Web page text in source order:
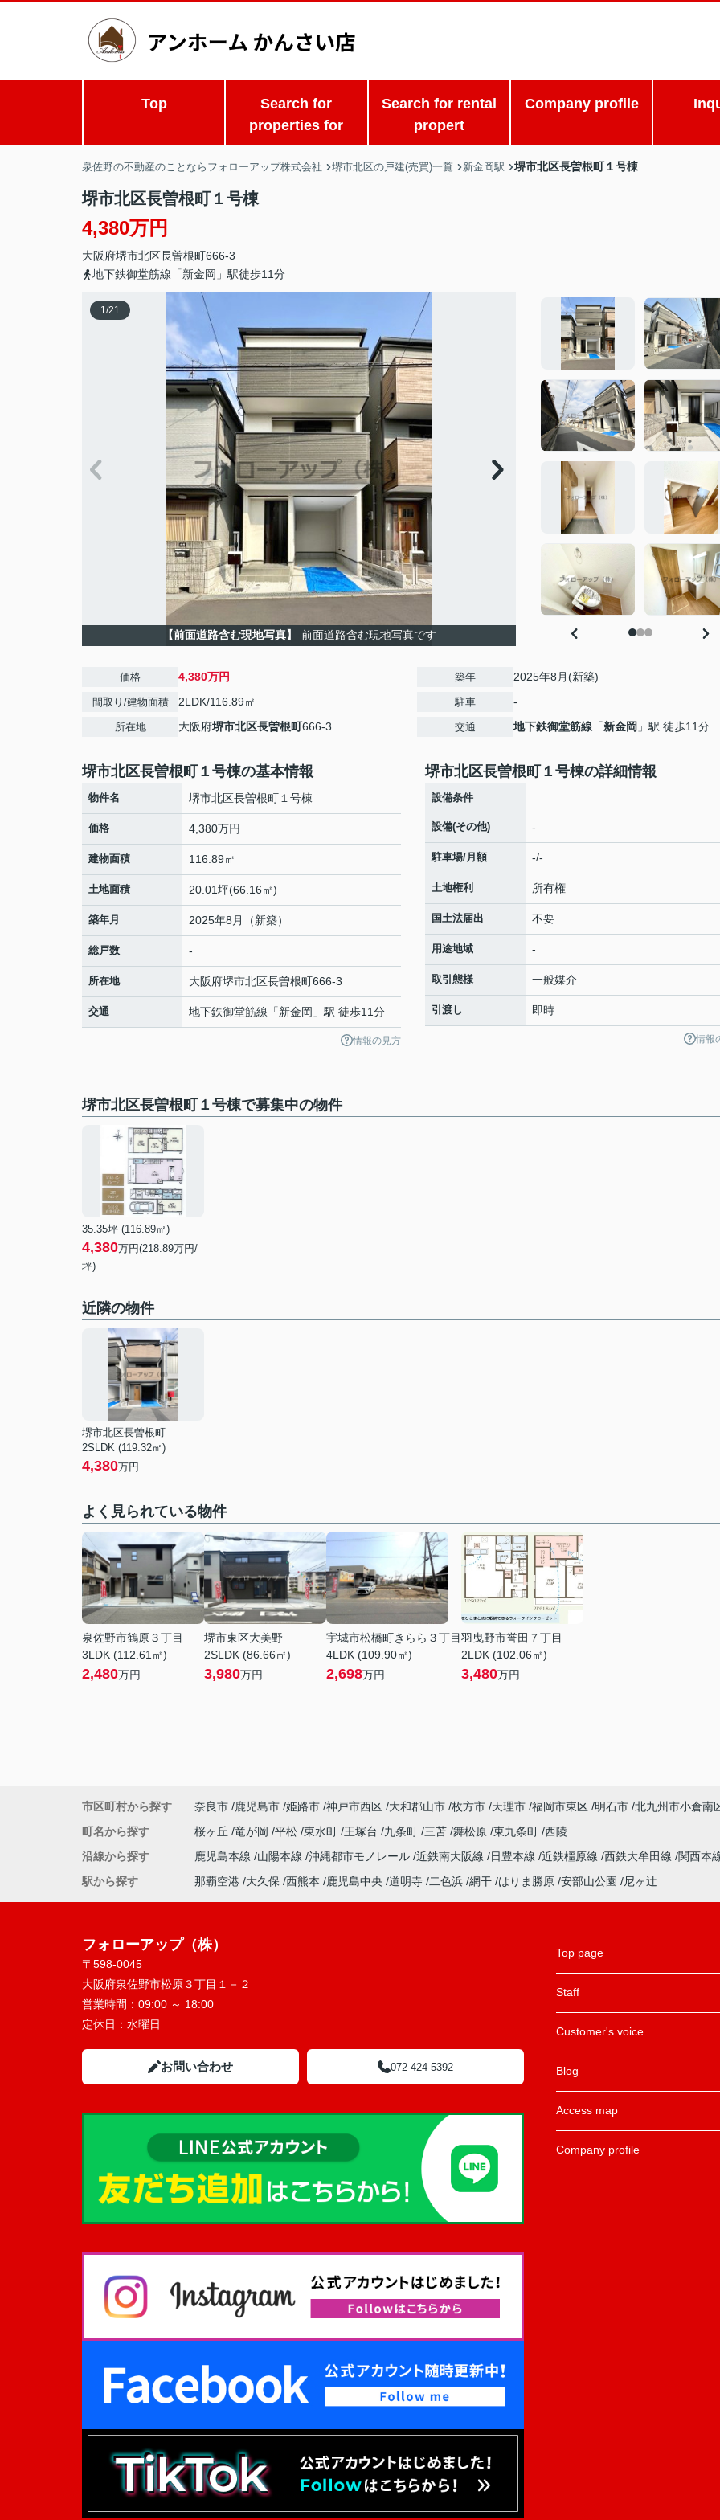
Top
Search for
properties for
Search for rental
propert
Company profile
泉佐野の不動産のことならフォローアップ株式会社 堺市北区の戸建(売買)一覧 新金岡駅 堺市北区長曽根町１号棟
堺市北区長曽根町１号棟
4,380万円
大阪府堺市北区長曽根町666-3
地下鉄御堂筋線「新金岡」駅徒歩11分
1/21
【前面道路含む現地写真】 前面道路含む現地写真です
価格 4,380万円
間取り/建物面積 2LDK/116.89㎡
所在地 大阪府堺市北区長曽根町666-3
築年 2025年8月(新築)
駐車 -
交通 地下鉄御堂筋線 「新金岡 」駅 徒歩11分
堺市北区長曽根町１号棟の基本情報
物件名 堺市北区長曽根町１号棟
価格 4,380万円
建物面積 116.89㎡
土地面積 20.01坪(66.16㎡)
築年月 2025年8月（新築）
総戸数 -
所在地 大阪府堺市北区長曽根町666-3
交通 地下鉄御堂筋線 「新金岡 」駅 徒歩11分
情報の見方
堺市北区長曽根町１号棟の詳細情報
設備条件
設備(その他) -
駐車場/月額 -/-
土地権利 所有権
国土法届出 不要
用途地域 -
取引態様 一般媒介
引渡し 即時
情報
堺市北区長曽根町１号棟で募集中の物件
35.35坪 (116.89㎡)
4,380万円(218.89万円/
坪)
近隣の物件
堺市北区長曽根町
2SLDK (119.32㎡)
4,380万円
よく見られている物件
泉佐野市鶴原３丁目
3LDK (112.61㎡)
2,480万円
堺市東区大美野
2SLDK (86.66㎡)
3,980万円
宇城市松橋町きらら３丁目
4LDK (109.90㎡)
2,698万円
羽曳野市誉田７丁目
2LDK (102.06㎡)
3,480万円
市区町村から探す 奈良市 鹿児島市 姫路市 神戸市西区 大和郡山市 枚方市 天理市 福岡市東区 明石市 北九州市小倉南
町名から探す
桜ヶ丘 竜が岡 平松 東水町 王塚台 九条町 三苫 舞松原 東九条町 西陵
沿線から探す
鹿児島本線 山陽本線 沖縄都市モノレール 近鉄南大阪線 日豊本線 近鉄橿原線 西鉄大牟田線
関西本
駅から探す
那覇空港 大久保 西熊本 鹿児島中央 道明寺 二色浜 網干 はりま勝原 安部山公園 尼ヶ辻
フォローアップ（株）
〒598-0045
大阪府泉佐野市松原３丁目１－２
営業時間： 09:00 ～ 18:00
定休日： 水曜日
お問い合わせ 072-424-5392
Top page
Staff
Customer's voice
Blog
Access map
Company profile